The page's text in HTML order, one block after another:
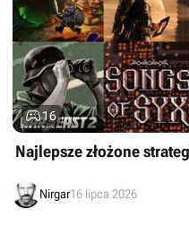
16
Najlepsze złożone
Nirgar16 lipca 2026